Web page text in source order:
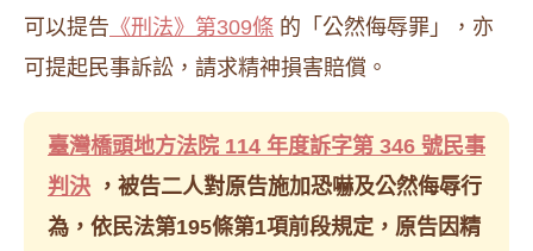
可以提告 《刑法》第309條 的「公然侮辱罪」，亦
可提起民事訴訟，請求精神損害賠償。
臺灣橋頭地方法院 114 年度訴字第 346 號民事
判決 ，被告二人對原告施加恐嚇及公然侮辱行
為，依民法第195條第1項前段規定，原告因精